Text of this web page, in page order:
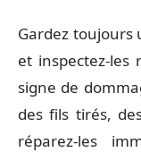
Gardez
et inspectez-
signe de
des fils tirés,
réparez-les